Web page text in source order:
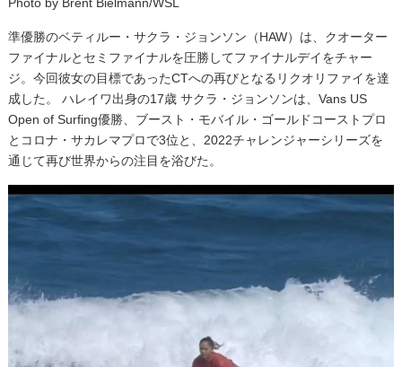
準優勝のベティルー・サクラ・ジョンソン（HAW）は、クオーター
ファイナルとセミファイナルを圧勝してファイナルデイをチャー
ジ。今回彼女の目標であったCTへの再びとなるリクオリファイを達
成した。 ハレイワ出身の17歳 サクラ・ジョンソンは、Vans US
Open of Surfing優勝、ブースト・モバイル・ゴールドコーストプロ
とコロナ・サカレマプロで3位と、2022チャレンジャーシリーズを
通じて再び世界からの注目を浴びた。